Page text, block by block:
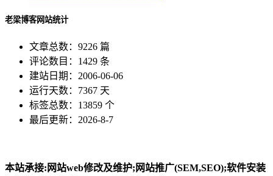
老梁博客网站统计
文章总数：9226 篇
评论数目：1429 条
建站日期：2006-06-06
运行天数：7367 天
标签总数：13859 个
最后更新：2026-8-7
本站承接:网站web修改及维护;网站推广(SEM,SEO);软件安装